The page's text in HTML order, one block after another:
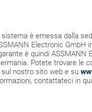
sistema è emessa dalla
Electronic GmbH
è quindi ASSMANN
Potete trovare le
nostro sito web e su
contattateci in